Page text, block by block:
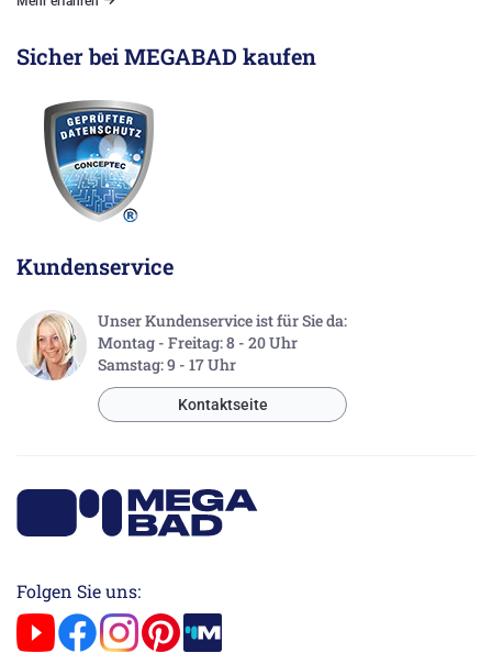
Sicher bei MEGABAD kaufen
Kundenservice
Unser Kundenservice ist für Sie da:
Montag - Freitag: 8 - 20 Uhr
Samstag: 9 - 17 Uhr
Kontaktseite
Folgen Sie uns: